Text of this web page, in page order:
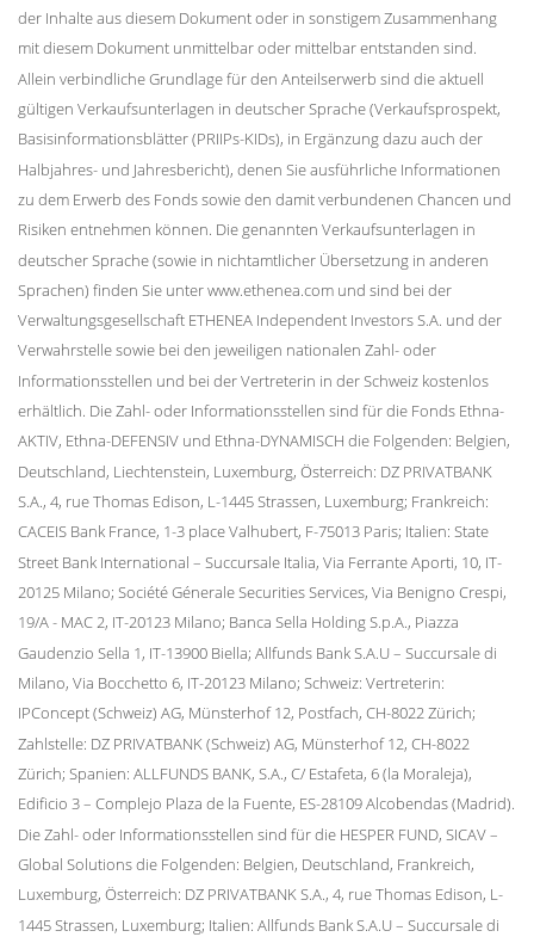
der Inhalte aus diesem Dokument oder in sonstigem Zusammenhang
mit diesem Dokument unmittelbar oder mittelbar entstanden sind.
Allein verbindliche Grundlage für den Anteilserwerb sind die aktuell
gültigen Verkaufsunterlagen in deutscher Sprache (Verkaufsprospekt,
Basisinformationsblätter (PRIIPs-KIDs), in Ergänzung dazu auch der
Halbjahres- und Jahresbericht), denen Sie ausführliche Informationen
zu dem Erwerb des Fonds sowie den damit verbundenen Chancen und
Risiken entnehmen können. Die genannten Verkaufsunterlagen in
deutscher Sprache (sowie in nichtamtlicher Übersetzung in anderen
Sprachen) finden Sie unter www.ethenea.com und sind bei der
Verwaltungsgesellschaft ETHENEA Independent Investors S.A. und der
Verwahrstelle sowie bei den jeweiligen nationalen Zahl- oder
Informationsstellen und bei der Vertreterin in der Schweiz kostenlos
erhältlich. Die Zahl- oder Informationsstellen sind für die Fonds Ethna-
AKTIV, Ethna-DEFENSIV und Ethna-DYNAMISCH die Folgenden: Belgien,
Deutschland, Liechtenstein, Luxemburg, Österreich: DZ PRIVATBANK
S.A., 4, rue Thomas Edison, L-1445 Strassen, Luxemburg; Frankreich:
CACEIS Bank France, 1-3 place Valhubert, F-75013 Paris; Italien: State
Street Bank International – Succursale Italia, Via Ferrante Aporti, 10, IT-
20125 Milano; Société Génerale Securities Services, Via Benigno Crespi,
19/A - MAC 2, IT-20123 Milano; Banca Sella Holding S.p.A., Piazza
Gaudenzio Sella 1, IT-13900 Biella; Allfunds Bank S.A.U – Succursale di
Milano, Via Bocchetto 6, IT-20123 Milano; Schweiz: Vertreterin:
IPConcept (Schweiz) AG, Münsterhof 12, Postfach, CH-8022 Zürich;
Zahlstelle: DZ PRIVATBANK (Schweiz) AG, Münsterhof 12, CH-8022
Zürich; Spanien: ALLFUNDS BANK, S.A., C/ Estafeta, 6 (la Moraleja),
Edificio 3 – Complejo Plaza de la Fuente, ES-28109 Alcobendas (Madrid).
Die Zahl- oder Informationsstellen sind für die HESPER FUND, SICAV –
Global Solutions die Folgenden: Belgien, Deutschland, Frankreich,
Luxemburg, Österreich: DZ PRIVATBANK S.A., 4, rue Thomas Edison, L-
1445 Strassen, Luxemburg; Italien: Allfunds Bank S.A.U – Succursale di